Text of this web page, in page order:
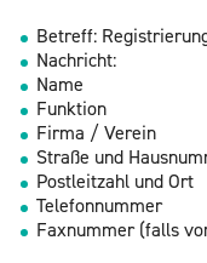
Be­treff:
Nach­richt:
Name
Funk­ti­on
Firma / Ver­ein
Stra­ße und
Post­leit­zahl und Ort
Te­le­fon­num­mer
Fax­num­mer (falls